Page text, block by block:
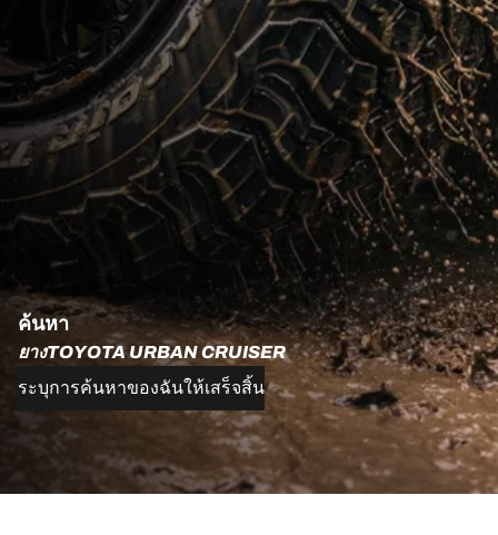
ค้นหา
ยางTOYOTA URBAN CRUISER
ระบุการค้นหาของฉันให้เสร็จสิ้น